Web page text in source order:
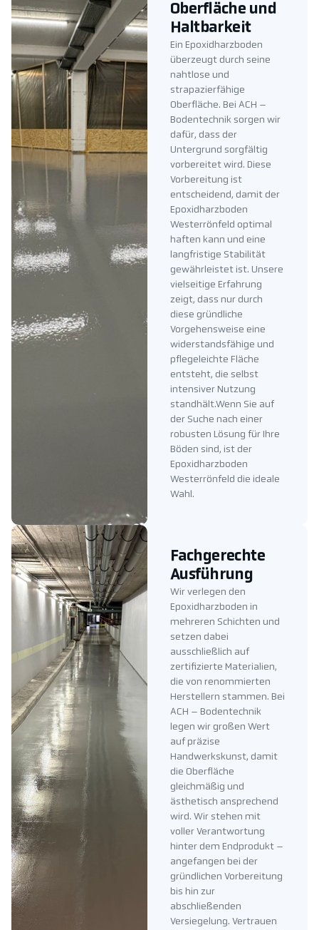
Oberfläche und
Haltbarkeit
Ein Epoxidharzboden
überzeugt durch seine
nahtlose und
strapazierfähige
Oberfläche. Bei ACH –
Bodentechnik sorgen wir
dafür, dass der
Untergrund sorgfältig
vorbereitet wird. Diese
Vorbereitung ist
entscheidend, damit der
Epoxidharzboden
Westerrönfeld optimal
haften kann und eine
langfristige Stabilität
gewährleistet ist. Unsere
vielseitige Erfahrung
zeigt, dass nur durch
diese gründliche
Vorgehensweise eine
widerstandsfähige und
pflegeleichte Fläche
entsteht, die selbst
intensiver Nutzung
standhält.Wenn Sie auf
der Suche nach einer
robusten Lösung für Ihre
Böden sind, ist der
Epoxidharzboden
Westerrönfeld die ideale
Wahl.
Fachgerechte
Ausführung
Wir verlegen den
Epoxidharzboden in
mehreren Schichten und
setzen dabei
ausschließlich auf
zertifizierte Materialien,
die von renommierten
Herstellern stammen. Bei
ACH – Bodentechnik
legen wir großen Wert
auf präzise
Handwerkskunst, damit
die Oberfläche
gleichmäßig und
ästhetisch ansprechend
wird. Wir stehen mit
voller Verantwortung
hinter dem Endprodukt –
angefangen bei der
gründlichen Vorbereitung
bis hin zur
abschließenden
Versiegelung. Vertrauen